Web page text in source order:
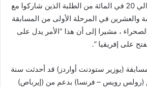
الماضي”. وقال إن حوالي 20 في المائة من الطلبة الذين شاركوا مع
والعشرين في المرحلة الأولى من المسابقة
، مشيرا إلى أن هذا “الأمر يدل على
على إفريقيا “.
(يوزير ستودنت أواردز) قد أحدثت سنة
(رولس رويس – فرنسا) بدعم من (إيرباص)